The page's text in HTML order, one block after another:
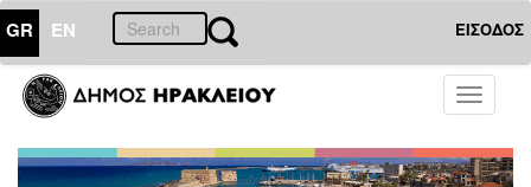
GR EN ΕΙΣΟΔΟΣ
Toggle
ΤΟΠΟΣ
ΜΑΣ
Ανακοινώσεις